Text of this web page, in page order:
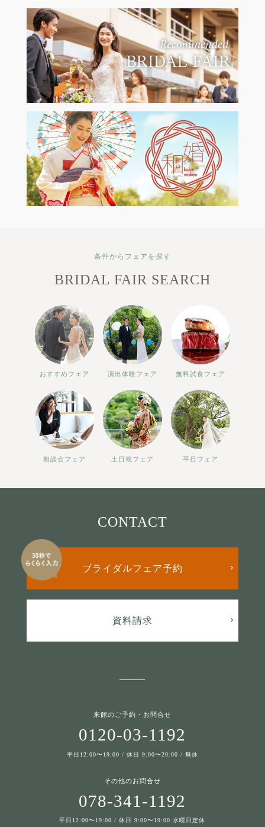
条件からフェアを探す
BRIDAL FAIR SEARCH
おすすめフェア 演出体験フェア 無料試食フェア
相談会フェア 土日祝フェア 平日フェア
CONTACT
ブライダルフェア予約
資料請求
来館のご予約・お問合せ
0120-03-1192
平日12:00〜19:00 / 休日 9:00〜20:00 / 無休
その他のお問合せ
078-341-1192
平日12:00〜19:00 / 休日 9:00〜19:00 水曜日定休